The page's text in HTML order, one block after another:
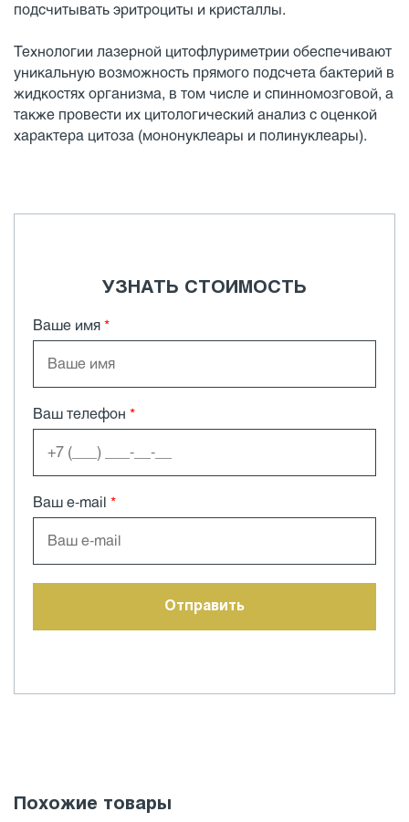
подсчитывать эритроциты и кристаллы.
Технологии лазерной цитофлуриметрии обеспечивают
уникальную возможность прямого подсчета бактерий в
жидкостях организма, в том числе и спинномозговой, а
также провести их цитологический анализ с оценкой
характера цитоза (мононуклеары и полинуклеары).
УЗНАТЬ СТОИМОСТЬ
Ваше имя *
Ваш телефон *
Ваш e-mail *
Похожие товары